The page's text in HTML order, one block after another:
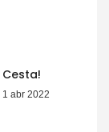
1 abr 2022